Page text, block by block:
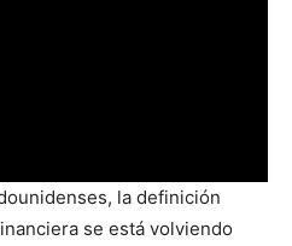
la definición
se está volviendo